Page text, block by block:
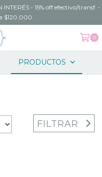
INTERÉS - 15% off efectivo/transf. -
$120.000
0
PRODUCTOS
FILTRAR